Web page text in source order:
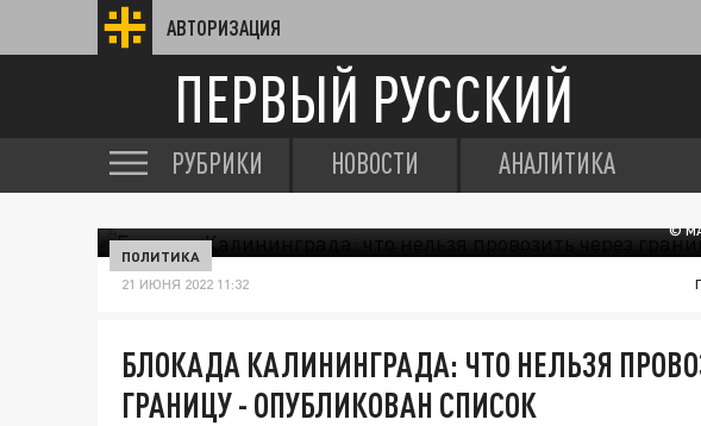
АВТОРИЗАЦИЯ
ПЕРВЫЙ РУССКИЙ
РУБРИКИ НОВОСТИ АНАЛИТИКА
©
ПОЛИТИКА
21 ИЮНЯ 2022 11:32
БЛОКАДА КАЛИНИНГРАДА: ЧТО НЕЛЬЗЯ
ГРАНИЦУ - ОПУБЛИКОВАН СПИСОК